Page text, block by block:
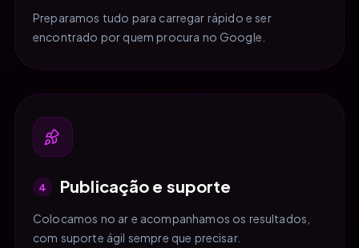
Preparamos tudo para carregar rápido e ser
encontrado por quem procura no Google.
4 Publicação e suporte
Colocamos no ar e acompanhamos os resultados,
com suporte ágil sempre que precisar.